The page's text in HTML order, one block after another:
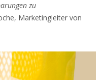
zu
Marketingleiter von